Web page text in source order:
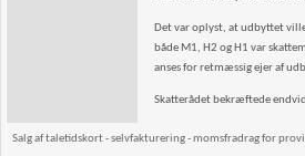
Det var oplyst, at udbyttet
både M1, H2 og H1 var
anses for retmæssig ejer af
Skatterådet bekræftede
Salg af taletidskort - selvfakturering - momsfradrag for